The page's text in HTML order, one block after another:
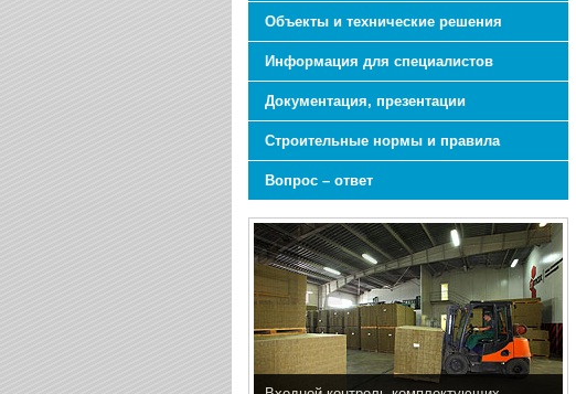
Объекты и технические решения
Информация для специалистов
Документация, презентации
Строительные нормы и правила
Вопрос – ответ